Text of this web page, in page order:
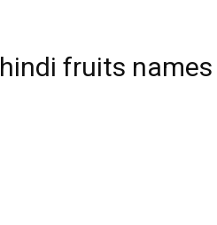
hindi fruits names